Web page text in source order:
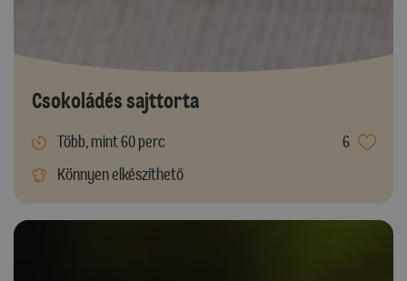
Csokoládés sajttorta
Több, mint 60 perc
6
Könnyen elkészíthető